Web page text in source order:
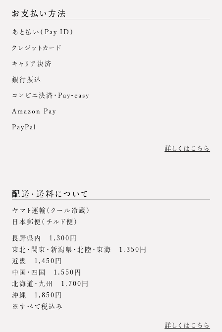
お支払い方法
あと払い（Pay ID）
クレジットカード
キャリア決済
銀行振込
コンビニ決済・Pay-easy
Amazon Pay
PayPal
詳しくはこちら
配送・送料について
ヤマト運輸（クール冷蔵）
日本郵便（チルド便）
長野県内 1,300円
東北・関東・新潟県・北陸・東海 1,350円
近畿 1,450円
中国・四国 1,550円
北海道・九州 1,700円
沖縄 1,850円
※すべて税込み
詳しくはこちら